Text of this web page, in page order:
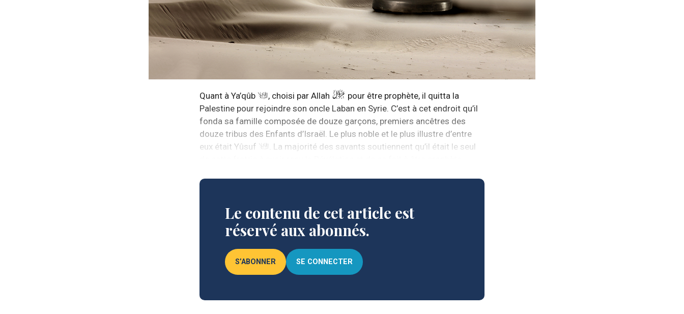
Quant à Ya’qûb , choisi par Allah
pour être prophète, il quitta la
Palestine pour rejoindre son oncle Laban en Syrie. C’est à cet endroit qu’il
fonda sa famille composée de douze garçons, premiers ancêtres des
douze tribus des Enfants d’Israël. Le plus noble et le plus illustre d’entre
eux était Yûsuf
. La majorité des savants soutiennent qu’il était le seul
Le contenu de cet article est
réservé aux abonnés.
S’ABONNER SE CONNECTER